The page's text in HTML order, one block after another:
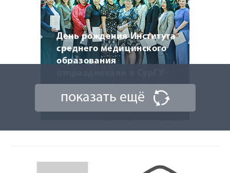
День рождения Института
среднего медицинского
образования
22 мая 2026
показать ещё